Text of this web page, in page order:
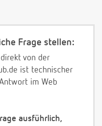
Frage stellen:
von der
ist technischer
im Web
ausführlich,